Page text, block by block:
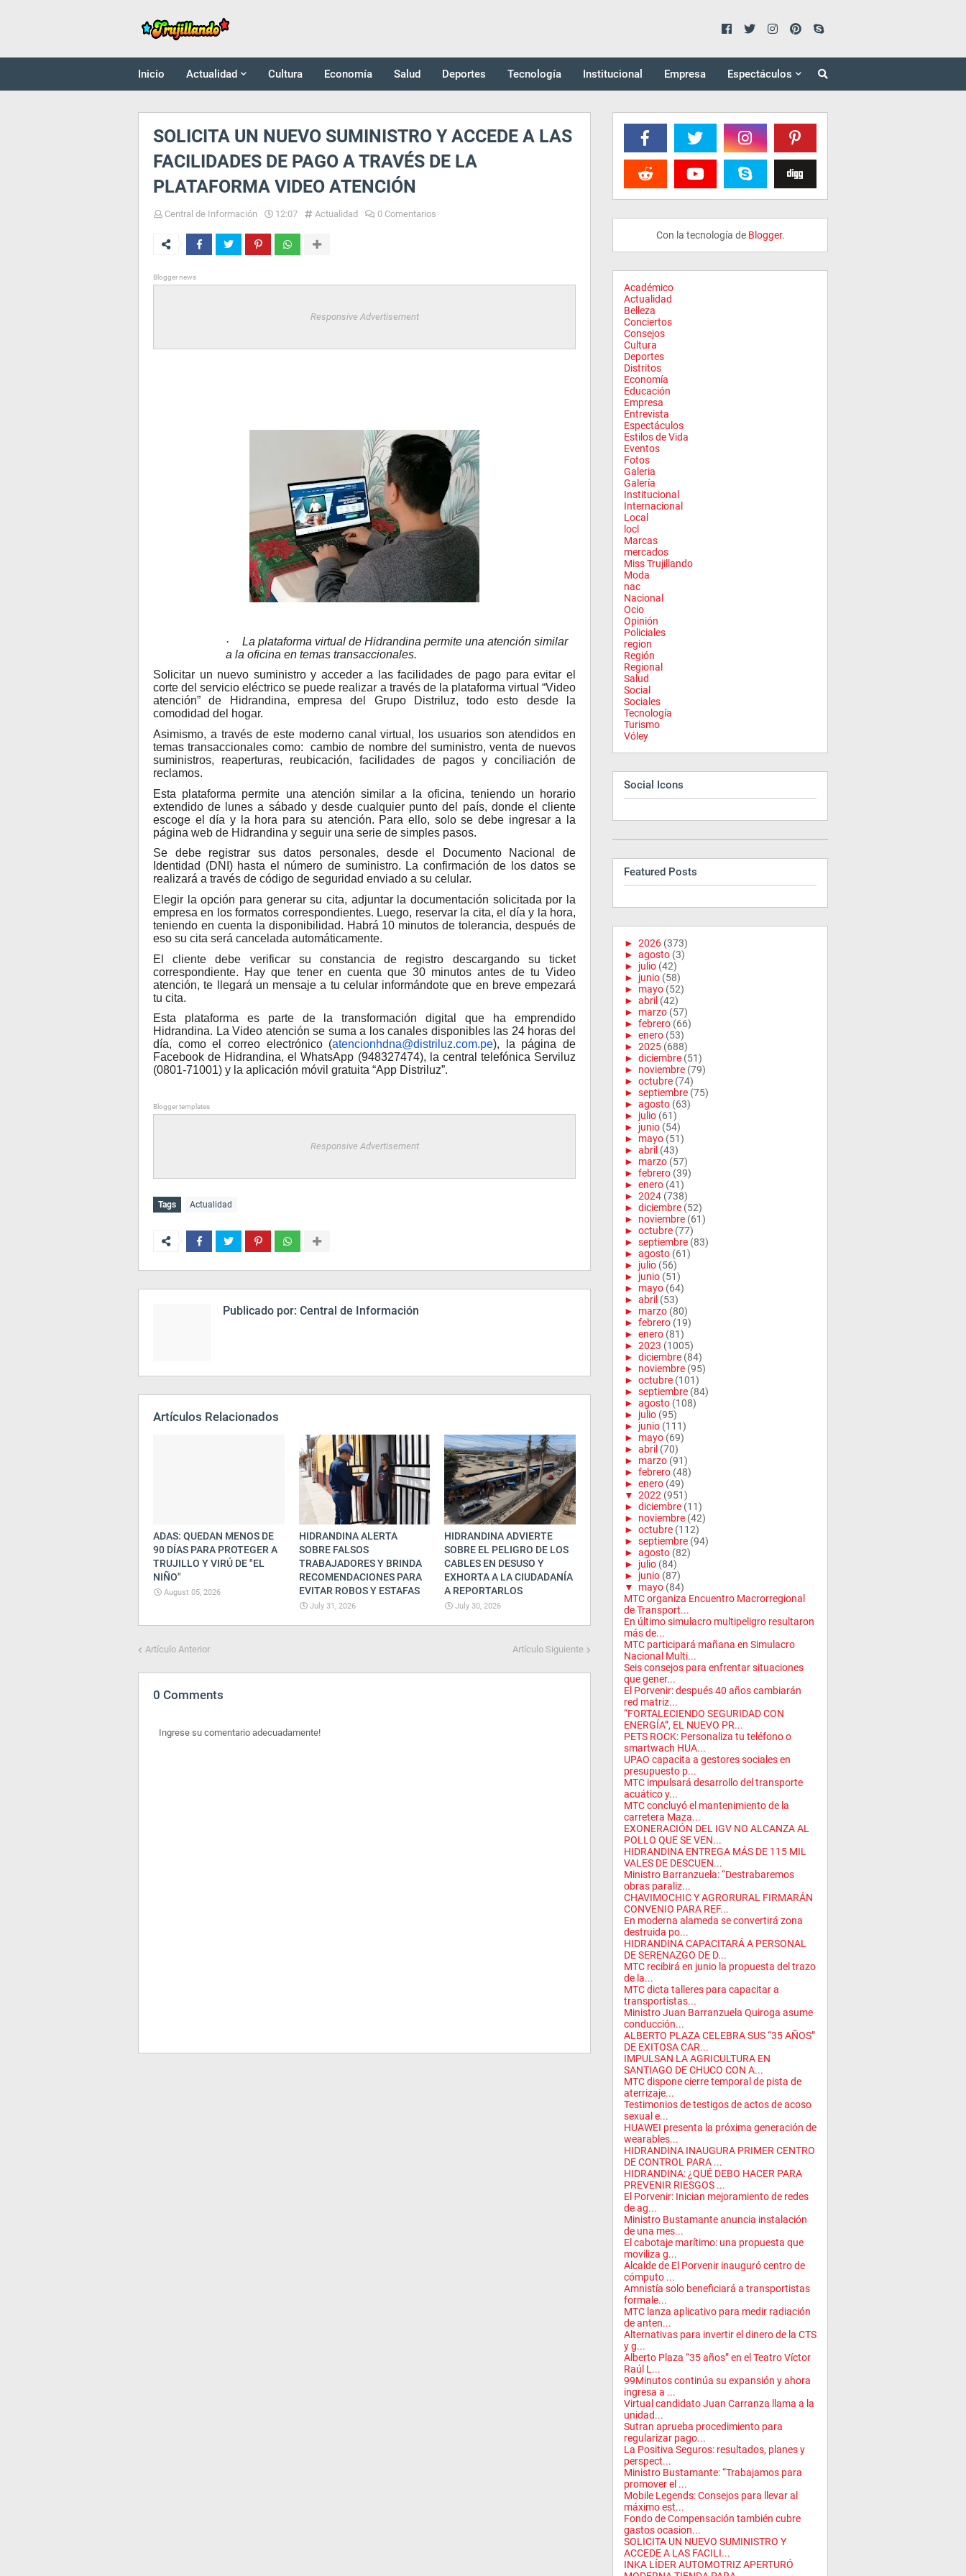
Inicio Actualidad Cultura Economía Salud Deportes Tecnología Institucional Empresa Espectáculos
SOLICITA UN NUEVO SUMINISTRO Y ACCEDE A LAS
FACILIDADES DE PAGO A TRAVÉS DE LA
PLATAFORMA VIDEO ATENCIÓN
Central de Información 12:07 Actualidad 0 Comentarios
Blogger news
Responsive Advertisement
·
La plataforma virtual de Hidrandina permite una atención similar
a la oficina en temas transaccionales.
Solicitar un nuevo suministro y acceder a las facilidades de pago para evitar el
corte del servicio eléctrico se puede realizar a través de la plataforma virtual “Video
atención” de Hidrandina, empresa del Grupo Distriluz, todo esto desde la
comodidad del hogar.
Asimismo, a través de este moderno canal virtual, los usuarios son atendidos en
temas transaccionales como: cambio de nombre del suministro, venta de nuevos
suministros, reaperturas, reubicación, facilidades de pagos y conciliación de
reclamos.
Esta plataforma permite una atención similar a la oficina, teniendo un horario
extendido de lunes a sábado y desde cualquier punto del país, donde el cliente
escoge el día y la hora para su atención. Para ello, solo se debe ingresar a la
página web de Hidrandina y seguir una serie de simples pasos.
Se debe registrar sus datos personales, desde el Documento Nacional de
Identidad (DNI) hasta el número de suministro. La confirmación de los datos se
realizará a través de código de seguridad enviado a su celular.
Elegir la opción para generar su cita, adjuntar la documentación solicitada por la
empresa en los formatos correspondientes. Luego, reservar la cita, el día y la hora,
teniendo en cuenta la disponibilidad. Habrá 10 minutos de tolerancia, después de
eso su cita será cancelada automáticamente.
El cliente debe verificar su constancia de registro descargando su ticket
correspondiente. Hay que tener en cuenta que 30 minutos antes de tu Video
atención, te llegará un mensaje a tu celular informándote que en breve empezará
tu cita.
Esta plataforma es parte de la transformación digital que ha emprendido
Hidrandina. La Video atención se suma a los canales disponibles las 24 horas del
día, como el correo electrónico (atencionhdna@distriluz.com.pe), la página de
Facebook de Hidrandina, el WhatsApp (948327474), la central telefónica Serviluz
(0801-71001) y la aplicación móvil gratuita “App Distriluz”.
Blogger templates
Responsive Advertisement
Tags Actualidad
Publicado por: Central de Información
Artículos Relacionados
ADAS: QUEDAN MENOS DE
90 DÍAS PARA PROTEGER A
TRUJILLO Y VIRÚ DE "EL
NIÑO"
August 05, 2026
HIDRANDINA ALERTA
SOBRE FALSOS
TRABAJADORES Y BRINDA
RECOMENDACIONES PARA
EVITAR ROBOS Y ESTAFAS
July 31, 2026
HIDRANDINA ADVIERTE
SOBRE EL PELIGRO DE LOS
CABLES EN DESUSO Y
EXHORTA A LA CIUDADANÍA
A REPORTARLOS
July 30, 2026
Artículo Anterior Artículo Siguiente
0 Comments
Ingrese su comentario adecuadamente!
Con la tecnología de Blogger.
Académico
Actualidad
Belleza
Conciertos
Consejos
Cultura
Deportes
Distritos
Economía
Educación
Empresa
Entrevista
Espectáculos
Estilos de Vida
Eventos
Fotos
Galeria
Galería
Institucional
Internacional
Local
locl
Marcas
mercados
Miss Trujillando
Moda
nac
Nacional
Ocio
Opinión
Policiales
region
Región
Regional
Salud
Social
Sociales
Tecnología
Turismo
Vóley
Social Icons
Featured Posts
► 2026 (373)
► agosto (3)
► julio (42)
► junio (58)
► mayo (52)
► abril (42)
► marzo (57)
► febrero (66)
► enero (53)
► 2025 (688)
► diciembre (51)
► noviembre (79)
► octubre (74)
► septiembre (75)
► agosto (63)
► julio (61)
► junio (54)
► mayo (51)
► abril (43)
► marzo (57)
► febrero (39)
► enero (41)
► 2024 (738)
► diciembre (52)
► noviembre (61)
► octubre (77)
► septiembre (83)
► agosto (61)
► julio (56)
► junio (51)
► mayo (64)
► abril (53)
► marzo (80)
► febrero (19)
► enero (81)
► 2023 (1005)
► diciembre (84)
► noviembre (95)
► octubre (101)
► septiembre (84)
► agosto (108)
► julio (95)
► junio (111)
► mayo (69)
► abril (70)
► marzo (91)
► febrero (48)
► enero (49)
▼ 2022 (951)
► diciembre (11)
► noviembre (42)
► octubre (112)
► septiembre (94)
► agosto (82)
► julio (84)
► junio (87)
▼
mayo (84)
MTC organiza Encuentro Macrorregional
de Transport...
En último simulacro multipeligro resultaron
más de...
MTC participará mañana en Simulacro
Nacional Multi...
Seis consejos para enfrentar situaciones
que gener...
El Porvenir: después 40 años cambiarán
red matriz...
“FORTALECIENDO SEGURIDAD CON
ENERGÍA”, EL NUEVO PR...
PETS ROCK: Personaliza tu teléfono o
smartwach HUA...
UPAO capacita a gestores sociales en
presupuesto p...
MTC impulsará desarrollo del transporte
acuático y...
MTC concluyó el mantenimiento de la
carretera Maza...
EXONERACIÓN DEL IGV NO ALCANZA AL
POLLO QUE SE VEN...
HIDRANDINA ENTREGA MÁS DE 115 MIL
VALES DE DESCUEN...
Ministro Barranzuela: “Destrabaremos
obras paraliz...
CHAVIMOCHIC Y AGRORURAL FIRMARÁN
CONVENIO PARA REF...
En moderna alameda se convertirá zona
destruida po...
HIDRANDINA CAPACITARÁ A PERSONAL
DE SERENAZGO DE D...
MTC recibirá en junio la propuesta del trazo
de la...
MTC dicta talleres para capacitar a
transportistas...
Ministro Juan Barranzuela Quiroga asume
conducción...
ALBERTO PLAZA CELEBRA SUS “35 AÑOS”
DE EXITOSA CAR...
IMPULSAN LA AGRICULTURA EN
SANTIAGO DE CHUCO CON A...
MTC dispone cierre temporal de pista de
aterrizaje...
Testimonios de testigos de actos de acoso
sexual e...
HUAWEI presenta la próxima generación de
wearables...
HIDRANDINA INAUGURA PRIMER CENTRO
DE CONTROL PARA ...
HIDRANDINA: ¿QUÉ DEBO HACER PARA
PREVENIR RIESGOS ...
El Porvenir: Inician mejoramiento de redes
de ag...
Ministro Bustamante anuncia instalación
de una mes...
El cabotaje marítimo: una propuesta que
moviliza g...
Alcalde de El Porvenir inauguró centro de
cómputo ...
Amnistía solo beneficiará a transportistas
formale...
MTC lanza aplicativo para medir radiación
de anten...
Alternativas para invertir el dinero de la CTS
y g...
Alberto Plaza “35 años” en el Teatro Víctor
Raúl L...
99Minutos continúa su expansión y ahora
ingresa a ...
Virtual candidato Juan Carranza llama a la
unidad...
Sutran aprueba procedimiento para
regularizar pago...
La Positiva Seguros: resultados, planes y
perspect...
Ministro Bustamante: “Trabajamos para
promover el ...
Mobile Legends: Consejos para llevar al
máximo est...
Fondo de Compensación también cubre
gastos ocasion...
SOLICITA UN NUEVO SUMINISTRO Y
ACCEDE A LAS FACILI...
INKA LÍDER AUTOMOTRIZ APERTURÓ